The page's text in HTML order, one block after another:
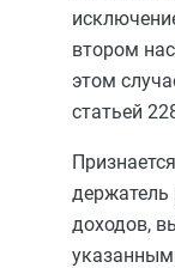
втором
этом
статьей
держатель
доходов,